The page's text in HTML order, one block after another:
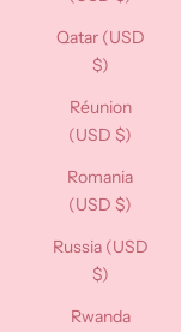
Qatar (USD
$)
Réunion
(USD $)
Romania
(USD $)
Russia (USD
$)
Rwanda